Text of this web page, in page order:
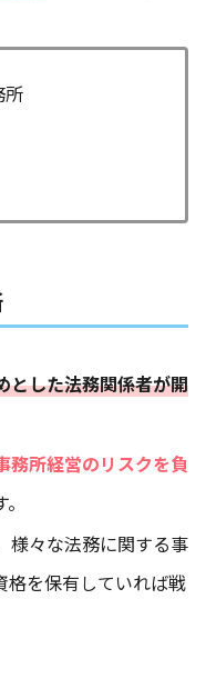
所
とした法務関係者が開
務所経営のリスクを負
様々な法務に関する事
格を保有していれば戦